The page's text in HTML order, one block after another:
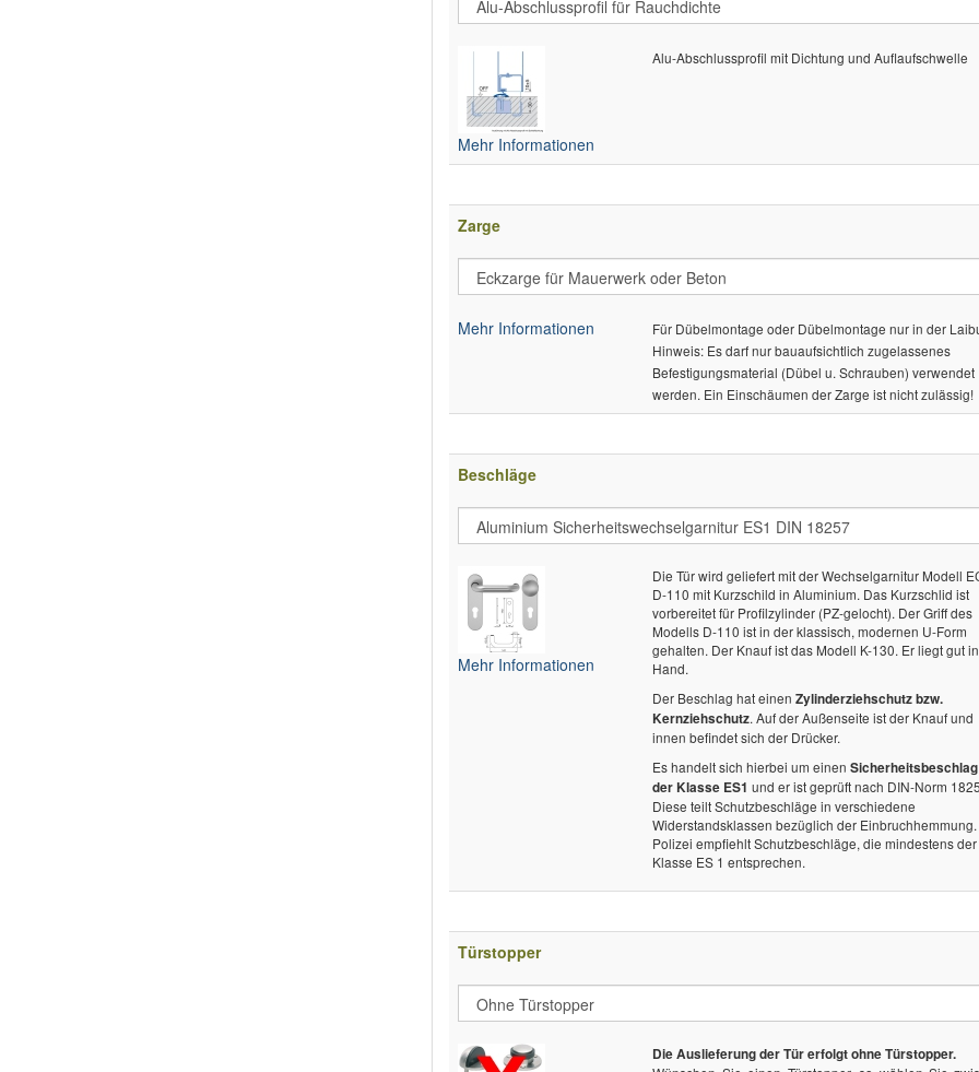
Mehr Informationen
Alu-Abschlussprofil mit Dichtung und Auflaufschwelle
Zarge
Mehr Informationen
Für Dübelmontage oder Dübelmontage nur in der
Hinweis: Es darf nur bauaufsichtlich zugelassenes
Befestigungsmaterial (Dübel u. Schrauben) verwendet
werden. Ein Einschäumen der Zarge ist nicht zulässig!
Beschläge
Mehr Informationen
Die Tür wird geliefert mit der Wechselgarnitur Modell
D-110 mit Kurzschild in Aluminium. Das Kurzschlid ist
vorbereitet für Profilzylinder (PZ-gelocht). Der Griff des
Modells D-110 ist in der klassisch, modernen U-Form
gehalten. Der Knauf ist das Modell K-130. Er liegt gut
Hand.
Der Beschlag hat einenZylinderziehschutz bzw.
Kernziehschutz. Auf der Außenseite ist der Knauf und
innen befindet sich der Drücker.
Es handelt sich hierbei um einen
der Klasse ES1 und er ist geprüft nach DIN-Norm
Diese teilt Schutzbeschläge in verschiedene
Widerstandsklassen bezüglich der
Polizei empfiehlt Schutzbeschläge, die mindestens der
Klasse ES 1 entsprechen.
Türstopper
Die Auslieferung der Tür erfolgt ohne Türstopper.